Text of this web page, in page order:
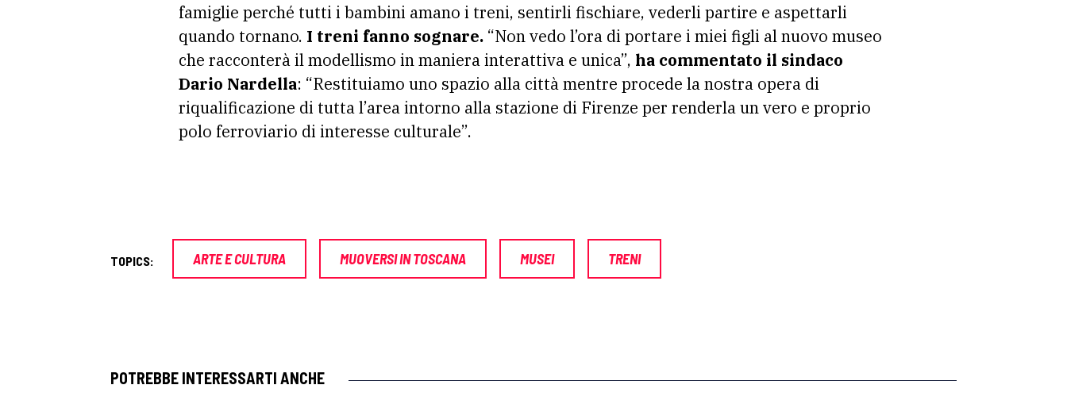
famiglie perché tutti i bambini amano i treni, sentirli fischiare, vederli partire e aspettarli
quando tornano. I treni fanno sognare. “Non vedo l’ora di portare i miei figli al nuovo museo
che racconterà il modellismo in maniera interattiva e unica”, ha commentato il sindaco
Dario Nardella: “Restituiamo uno spazio alla città mentre procede la nostra opera di
riqualificazione di tutta l’area intorno alla stazione di Firenze per renderla un vero e proprio
polo ferroviario di interesse culturale”.
TOPICS: ARTE E CULTURA MUOVERSI IN TOSCANA MUSEI TRENI
POTREBBE INTERESSARTI ANCHE